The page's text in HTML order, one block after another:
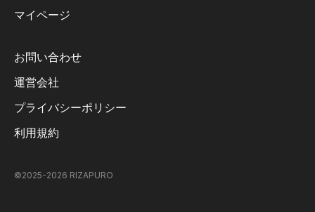
マイページ
お問い合わせ
運営会社
プライバシーポリシー
利用規約
©2025-2026 RIZAPURO